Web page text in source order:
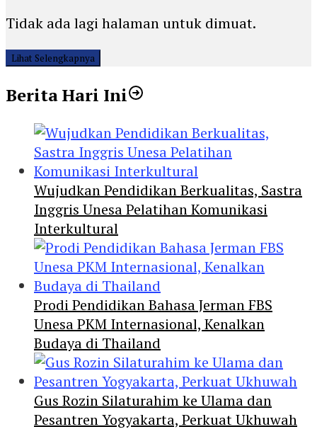
Tidak ada lagi halaman untuk dimuat.
Lihat Selengkapnya
Berita Hari Ini
Wujudkan Pendidikan Berkualitas, Sastra
Inggris Unesa Pelatihan Komunikasi
Interkultural
Prodi Pendidikan Bahasa Jerman FBS
Unesa PKM Internasional, Kenalkan
Budaya di Thailand
Gus Rozin Silaturahim ke Ulama dan
Pesantren Yogyakarta, Perkuat Ukhuwah